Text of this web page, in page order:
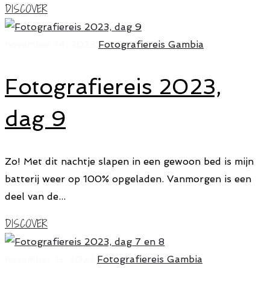
DISCOVER
Fotografiereis Gambia
Fotografiereis 2023,
dag 9
Zo! Met dit nachtje slapen in een gewoon bed is mijn
batterij weer op 100% opgeladen. Vanmorgen is een
deel van de...
DISCOVER
Fotografiereis Gambia